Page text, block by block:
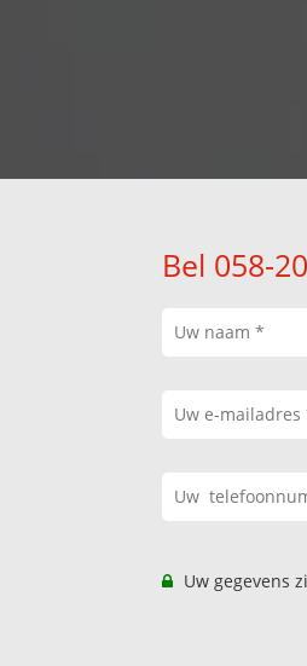
Bel 058-
Uw gegevens